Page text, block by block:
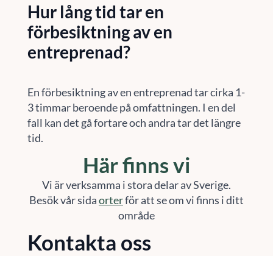
Hur lång tid tar en
förbesiktning av en
entreprenad?
En förbesiktning av en entreprenad tar cirka 1-
3 timmar beroende på omfattningen. I en del
fall kan det gå fortare och andra tar det längre
tid.
Här finns vi
Vi är verksamma i stora delar av Sverige.
Besök vår sidaorterför att se om vi finns i ditt
område
Kontakta oss